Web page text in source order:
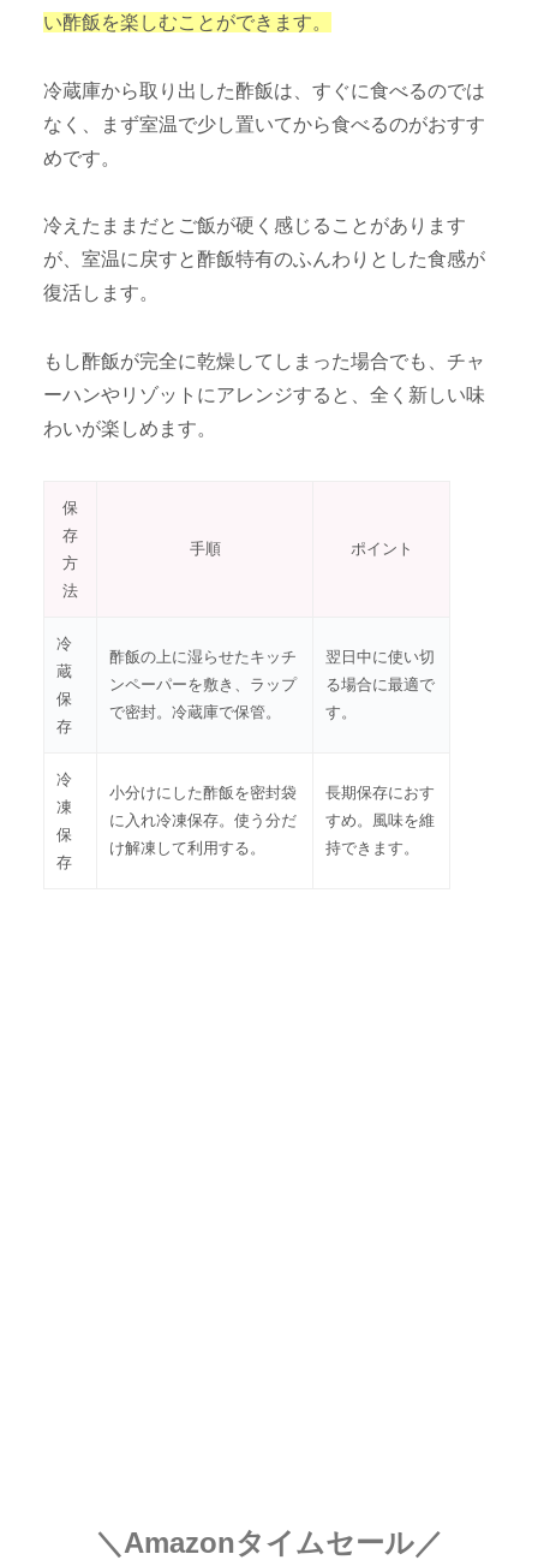
い酢飯を楽しむことができます。
冷蔵庫から取り出した酢飯は、すぐに食べるのでは
なく、まず室温で少し置いてから食べるのがおすす
めです。
冷えたままだとご飯が硬く感じることがあります
が、室温に戻すと酢飯特有のふんわりとした食感が
復活します。
もし酢飯が完全に乾燥してしまった場合でも、チャ
ーハンやリゾットにアレンジすると、全く新しい味
わいが楽しめます。
保
存
方
法
手順 ポイント
冷
蔵
保
存
酢飯の上に湿らせたキッチ
ンペーパーを敷き、ラップ
で密封。冷蔵庫で保管。
翌日中に使い切
る場合に最適で
す。
冷
凍
保
存
小分けにした酢飯を密封袋
に入れ冷凍保存。使う分だ
け解凍して利用する。
長期保存におす
すめ。風味を維
持できます。
＼Amazonタイムセール／